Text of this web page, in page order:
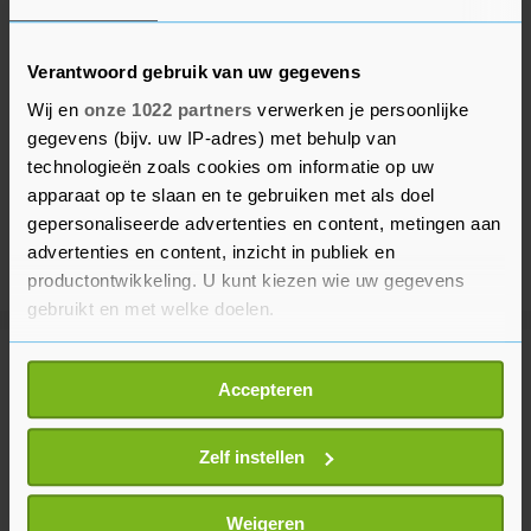
Verantwoord gebruik van uw gegevens
Wij en onze 1022 partners verwerken je persoonlijke
gegevens (bijv. uw IP-adres) met behulp van
technologieën zoals cookies om informatie op uw
apparaat op te slaan en te gebruiken met als doel
gepersonaliseerde advertenties en content, metingen aan
advertenties en content, inzicht in publiek en
productontwikkeling. U kunt kiezen wie uw gegevens
gebruikt en met welke doelen.
Als u het toestaat, willen we ook graag:
Informatie verzamelen over uw geografische
locatie, die tot een paar meter nauwkeurig kan zijn
Uw apparaat identificeren door het actief te
scannen op specifieke eigenschappen (fingerprinting)
Lees meer over hoe uw persoonlijke gegevens worden
Accepteren
Zelf instellen
Weigeren
Seizoenkaart Eredivisie bijna
overal duurder dan vorig seizoen